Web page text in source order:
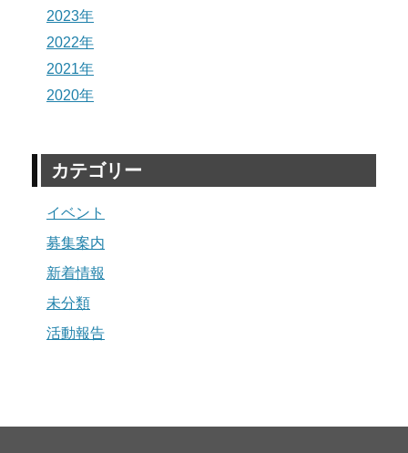
2023年
2022年
2021年
2020年
カテゴリー
イベント
募集案内
新着情報
未分類
活動報告